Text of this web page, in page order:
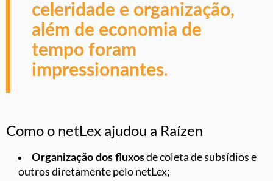
celeridade e organização,
além de economia de
tempo foram
impressionantes.
Como o netLex ajudou a Raízen
Organização dos fluxosde coleta de subsídios e
outros diretamente pelo netLex;